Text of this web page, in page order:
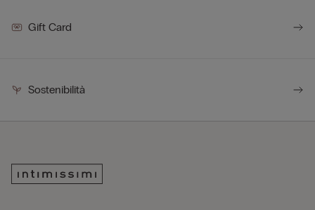
Gift Card
Sostenibilità